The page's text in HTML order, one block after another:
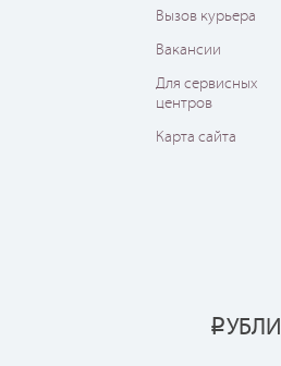
Вызов курьера
Вакансии
Для сервисных
центров
Карта сайта
РУБЛИ